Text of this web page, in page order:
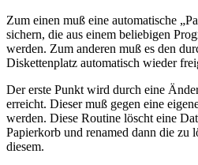
Zum einen muß eine automatische
sichern, die aus einem beliebigen
werden. Zum anderen muß es den
Diskettenplatz automatisch wieder
Der erste Punkt wird durch eine
erreicht. Dieser muß gegen eine
werden. Diese Routine löscht eine
Papierkorb und renamed dann die zu
diesem.